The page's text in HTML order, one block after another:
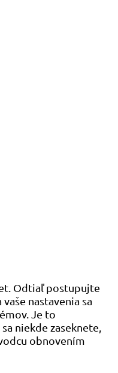
Odtiaľ postupujte
nastavenia sa
Je to
niekde zaseknete,
obnovením